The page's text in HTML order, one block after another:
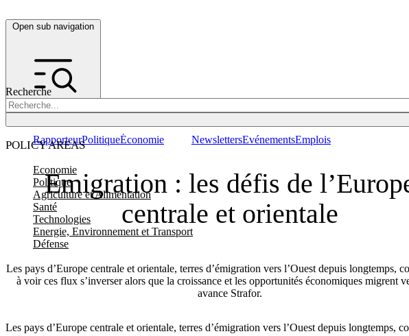
Open sub navigation
Recherche
POLICY AREAS
Economie
Politique
Agriculture et Alimentation
Santé
Technologies
Energie, Environnement et Transport
Défense
RapporteurPolitiqueÉconomie NewslettersEvénementsEmplois
Emigration : les défis de
centrale et orientale
Les pays d’Europe centrale et orientale, terres d’émigration vers l’Ouest depuis longtemps,
à voir ces flux s’inverser alors que la croissance et les opportunités économiques migrent
avance Strafor.
Les pays d’Europe centrale et orientale, terres d’émigration vers l’Ouest depuis longtemps,